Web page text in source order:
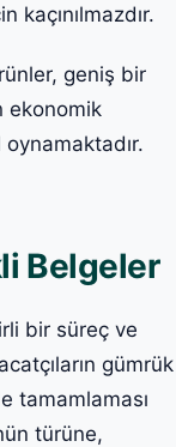
kaçınılmazdır.
geniş bir
ekonomik
oynamaktadır.
Belgeler
bir süreç ve
gümrük
tamamlaması
türüne,